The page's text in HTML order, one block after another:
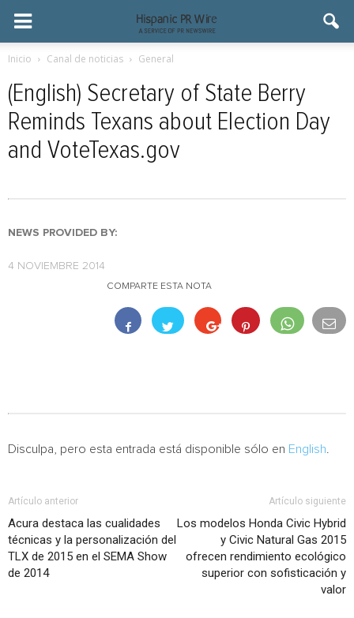
Inicio Canal de noticias General
(English) Secretary of State Berry
Reminds Texans about Election Day
and VoteTexas.gov
NEWS PROVIDED BY:
4 NOVIEMBRE 2014
COMPARTE ESTA NOTA
Disculpa, pero esta entrada está disponible sólo en English
Artículo anterior
Acura destaca las cualidades
técnicas y la personalización del
TLX de 2015 en el SEMA Show
de 2014
Artículo siguiente
Los modelos Honda Civic Hybrid
y Civic Natural Gas 2015
ofrecen rendimiento ecológico
superior con sofisticación y
valor